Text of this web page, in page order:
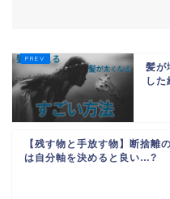
髪が
し
【残す物と手放す物】断捨離
は自分軸を決めると良い…?